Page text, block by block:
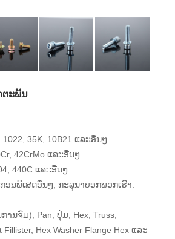
ຕະພັນ
35K, 10B21 ແລະອື່ນໆ.
42CrMo ແລະອື່ນໆ.
440C ແລະອື່ນໆ.
ອນພິເສດອື່ນໆ, ກະລຸນາບອກພວກເຮົາ.
ານຈົມ), Pan, ປຸ່ມ, Hex, Truss,
Fillister, Hex Washer Flange Hex ແລະ